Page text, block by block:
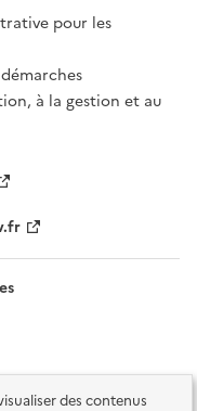
des contenus
pour les
à la gestion et au